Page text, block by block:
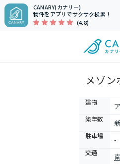
CANARY(カナリー)
物件をアプリでサクサク検索！
(4.8)
メゾ
建物
築年数
駐車場 -
交通